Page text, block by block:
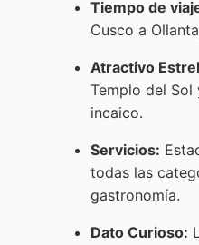
Tiempo de
Cusco a
Atractivo
Templo del Sol
incaico.
Servicios:
todas las
gastronomía.
Dato Curioso: